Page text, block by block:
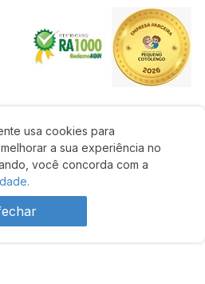
usa cookies para
a sua experiência no
você concorda com a
e fechar